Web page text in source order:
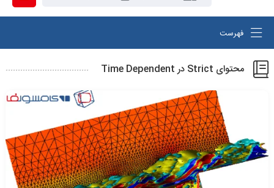
فهرست
محتوای Strict در Time Dependent